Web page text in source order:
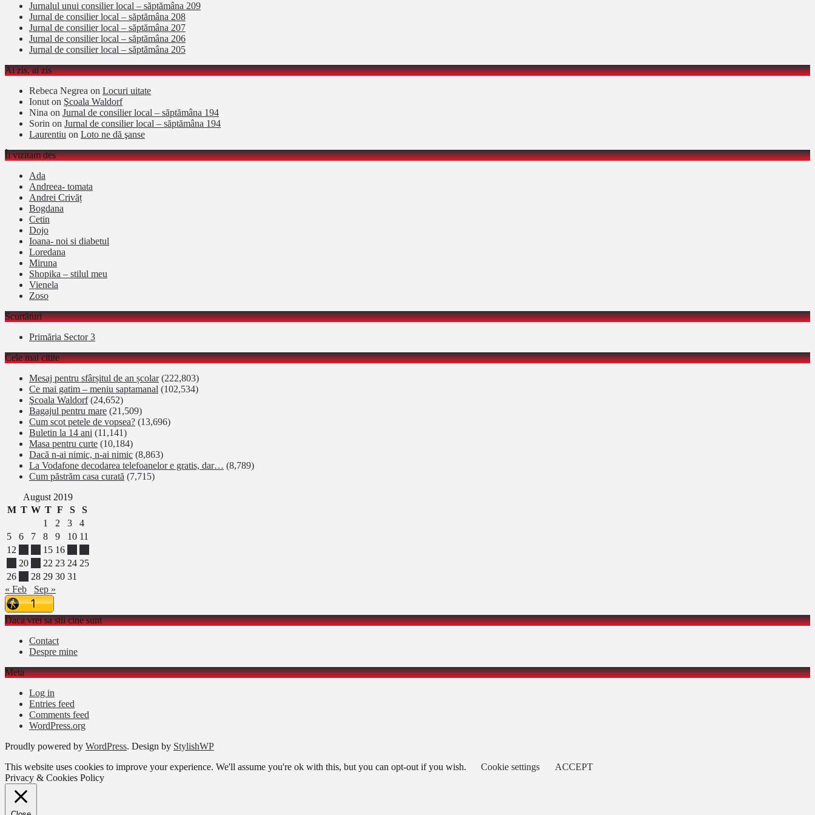
Jurnalul unui consilier local – săptămâna 209
Jurnal de consilier local – săptămâna 208
Jurnal de consilier local – săptămâna 207
Jurnal de consilier local – săptămâna 206
Jurnal de consilier local – săptămâna 205
Ai zis, ai zis
Rebeca Negrea on Locuri uitate
Ionuton Şcoala Waldorf
Nina on Jurnal de consilier local – săptămâna 194
Sorin on Jurnal de consilier local – săptămâna 194
Laurentiu on Loto ne dă şanse
Îi vizitam des
Ada
Andreea- tomata
Andrei Crivăț
Bogdana
Cetin
Dojo
Ioana- noi si diabetul
Loredana
Miruna
Shopika – stilul meu
Vienela
Zoso
Scurtături
Primăria Sector 3
Cele mai citite
Mesaj pentru sfârșitul de an școlar (222,803)
Ce mai gatim – meniu saptamanal (102,534)
Şcoala Waldorf (24,652)
Bagajul pentru mare (21,509)
Cum scot petele de vopsea? (13,696)
Buletin la 14 ani (11,141)
Masa pentru curte (10,184)
Dacă n-ai nimic, n-ai nimic (8,863)
La Vodafone decodarea telefoanelor e gratis, dar… (8,789)
Cum păstrăm casa curată (7,715)
August 2019
M T W T F S
S
1
2 3
4
5
6 7 8 9 10 11
12
15 16
20 22 23 24 25
26
28 29 30 31
« Feb
Sep »
Daca vrei sa stii cine sunt
Contact
Despre mine
Meta
Log in
Entries feed
Comments feed
WordPress.org
Proudly powered by WordPress. Design by StylishWP
This website uses cookies to improve your experience. We'll assume you're ok with this, but you can opt-out if you wish.
Cookie settings
ACCEPT
Privacy & Cookies Policy